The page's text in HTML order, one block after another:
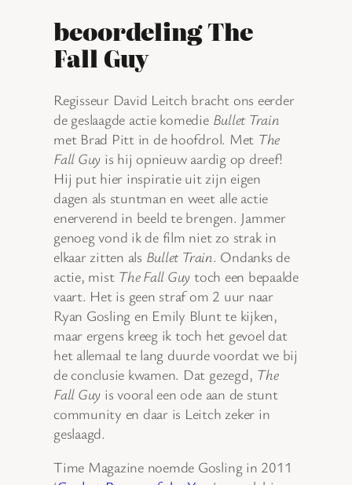
beoordeling The
Fall Guy
Regisseur David Leitch bracht ons eerder
de geslaagde actie komedie Bullet Train
met Brad Pitt in de hoofdrol. Met The
Fall Guy is hij opnieuw aardig op dreef!
Hij put hier inspiratie uit zijn eigen
dagen als stuntman en weet alle actie
enerverend in beeld te brengen. Jammer
genoeg vond ik de film niet zo strak in
elkaar zitten als Bullet Train. Ondanks de
actie, mist The Fall Guy toch een bepaalde
vaart. Het is geen straf om 2 uur naar
Ryan Gosling en Emily Blunt te kijken,
maar ergens kreeg ik toch het gevoel dat
het allemaal te lang duurde voordat we bij
de conclusie kwamen. Dat gezegd, The
Fall Guy is vooral een ode aan de stunt
community en daar is Leitch zeker in
geslaagd.
Time Magazine noemde Gosling in 2011